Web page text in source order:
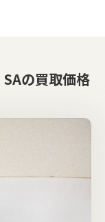
の買取価格